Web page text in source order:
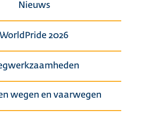
Nieuws
WorldPride 2026
wegen en vaarwegen